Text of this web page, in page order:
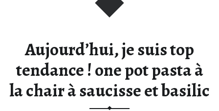
Aujourd’hui, je suis top
tendance ! one pot pasta à
la chair à saucisse et basilic